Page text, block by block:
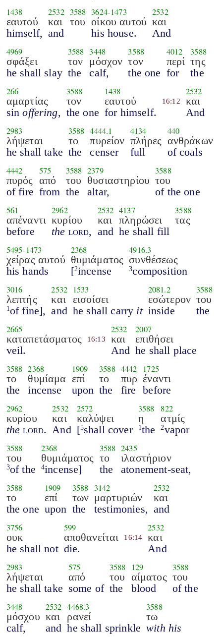
1438
εαυτού
himself,
2532
και
and
3588
του
3624-1473
οίκου αυτού
his house.
2532
και
And
4969
σφάξει
he shall slay
3588
τον
the
3448
μόσχον
calf,
3588
τον
the one
4012
περί
for
3588
της
the
266
αμαρτίας
sinoffering,
3588
τον
the one
1438
εαυτού
for himself.
16:12
2532
και
And
2983
λήψεται
he shall take
3588
το
the
4444.1
πυρείον
censer
4134
πλήρες
full
440
ανθράκων
of coals
4442
πυρός
of fire
575
από
from
3588
του
the
2379
θυσιαστηρίου
altar,
3588
του
of the one
561
απέναντι
before
2962
κυρίου
the lord,
2532
και
and
4137
πληρώσει
he shall fill
3588
τας
5495-1473
χείρας αυτού
his hands
2368
θυμιάματος
[2incense
4916.3
συνθέσεως
3composition
3016
λεπτής
1 of fine],
2532
και
and
1533
εισοίσει
he shall carry it
2081.2
εσώτερον
inside
3588
του
the
2665
καταπετάσματος
veil.
16:13
2532
και
And
2007
επιθήσει
he shall place
3588
το
the
2368
θυμίαμα
incense
1909
επί
upon
3588
το
the
4442
πυρ
fire
1725
έναντι
before
2962
κυρίου
the lord.
2532
και
And
2572
καλύψει
[5shall cover
3588
η
1 the
822
ατμίς
2vapor
3588
του
3of the
2368
θυμιάματος
4incense]
3588
το
the
2435
ιλαστήριον
atonement-seat,
3588
το
the one
1909
επί
upon
3588
των
the
3142
μαρτυριών
testimonies,
2532
και
and
3756
ουκ
he shall not
599
αποθανείται
die.
16:14
2532
και
And
2983
λήψεται
he shall take
575
από
some of
3588
του
the
129
αίματος
blood
3588
του
of the
3448
μόσχου
calf,
2532
και
and
4468.3
ρανεί
he shall sprinkle
3588
τω
with his